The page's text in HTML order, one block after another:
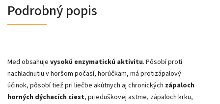
Podrobný popis
Med obsahuje vysokú enzymatickú aktivitu. Pôsobí proti
nachladnutiu v horšom počasí, horúčkam, má protizápalový
účinok, pôsobí tiež pri liečbe akútnych aj chronických zápaloch
horných dýchacích ciest, prieduškovej astme, zápaloch krku,